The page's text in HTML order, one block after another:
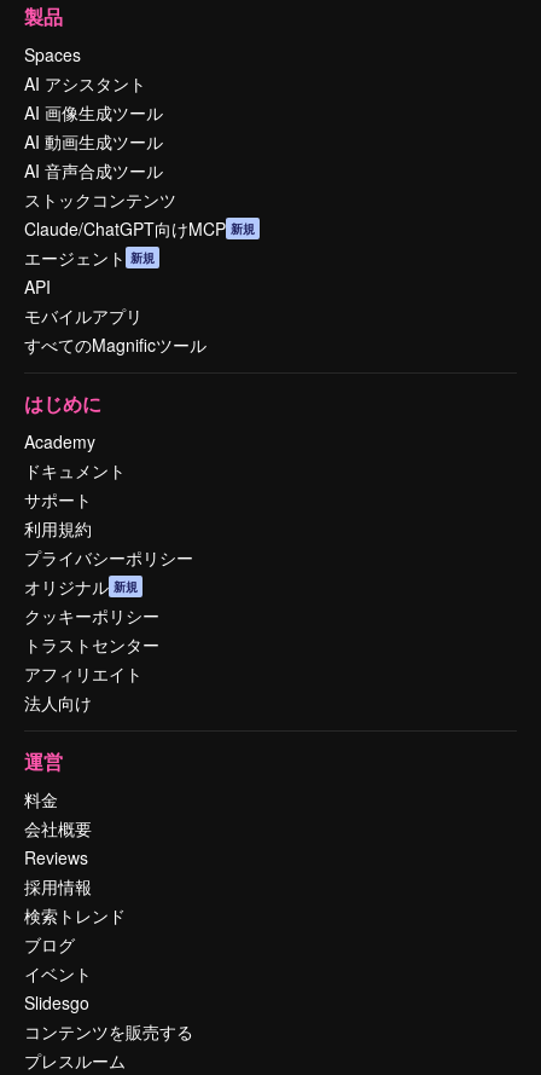
製品
Spaces
AI アシスタント
AI 画像生成ツール
AI 動画生成ツール
AI 音声合成ツール
ストックコンテンツ
Claude/ChatGPT向けMCP 新規
エージェント 新規
API
モバイルアプリ
すべてのMagnificツール
はじめに
Academy
ドキュメント
サポート
利用規約
プライバシーポリシー
オリジナル 新規
クッキーポリシー
トラストセンター
アフィリエイト
法人向け
運営
料金
会社概要
Reviews
採用情報
検索トレンド
ブログ
イベント
Slidesgo
コンテンツを販売する
プレスルーム